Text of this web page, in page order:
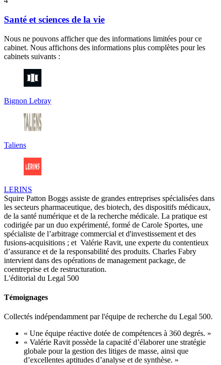
Santé et sciences de la vie
Nous ne pouvons afficher que des informations limitées pour ce
cabinet. Nous affichons des informations plus complètes pour les
cabinets suivants :
Bignon Lebray
Taliens
LERINS
Squire Patton Boggs assiste de grandes entreprises spécialisées dans
les secteurs pharmaceutique, des biotech, des dispositifs médicaux,
de la santé numérique et de la recherche médicale. La pratique est
codirigée par un duo expérimenté, formé de Carole Sportes, une
spécialiste de l’arbitrage commercial et d'investissement et des
fusions-acquisitions ; et Valérie Ravit, une experte du contentieux
d’assurance et de la responsabilité des produits. Charles Fabry
intervient dans des opérations de management package, de
coentreprise et de restructuration.
L'éditorial du Legal 500
Témoignages
Collectés indépendamment par l'équipe de recherche du Legal 500.
« Une équipe réactive dotée de compétences à 360 degrés. »
« Valérie Ravit possède la capacité d’élaborer une stratégie
globale pour la gestion des litiges de masse, ainsi que
d’excellentes aptitudes d’analyse et de synthèse. »